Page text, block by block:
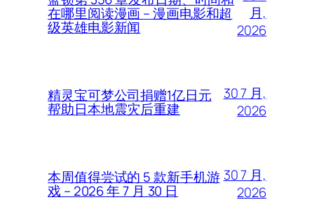
在哪里阅读漫画 – 漫画电影和超
级英雄电影新闻
月,
2026
精灵宝可梦公司捐赠1亿日元
帮助日本地震灾后重建
30 7 月,
2026
本周值得尝试的 5 款新手机游
戏 – 2026 年 7 月 30 日
30 7 月,
2026